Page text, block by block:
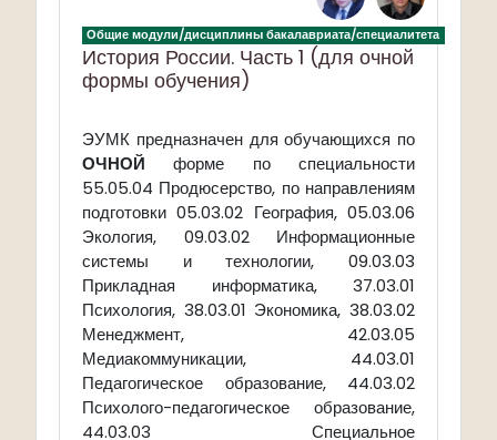
Общие модули/дисциплины бакалавриата/специалитета
История России. Часть 1 (для очной
формы обучения)
ЭУМК предназначен для обучающихся по
ОЧНОЙформе по специальности
55.05.04 Продюсерство, по направлениям
подготовки 05.03.02 География, 05.03.06
Экология, 09.03.02 Информационные
системы и технологии, 09.03.03
Прикладная информатика, 37.03.01
Психология, 38.03.01 Экономика, 38.03.02
Менеджмент, 42.03.05
Медиакоммуникации, 44.03.01
Педагогическое образование, 44.03.02
Психолого-педагогическое образование,
44.03.03 Специальное